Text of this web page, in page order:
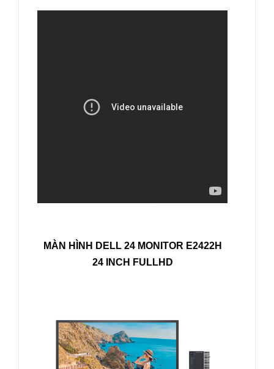
MÀN HÌNH DELL 24 MONITOR E2422H
24 INCH FULLHD